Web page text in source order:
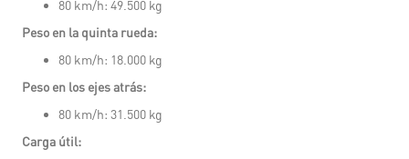
80 km/h: 49.500 kg
Peso en la quinta rueda:
80 km/h: 18.000 kg
Peso en los ejes atrás:
80 km/h: 31.500 kg
Carga útil: